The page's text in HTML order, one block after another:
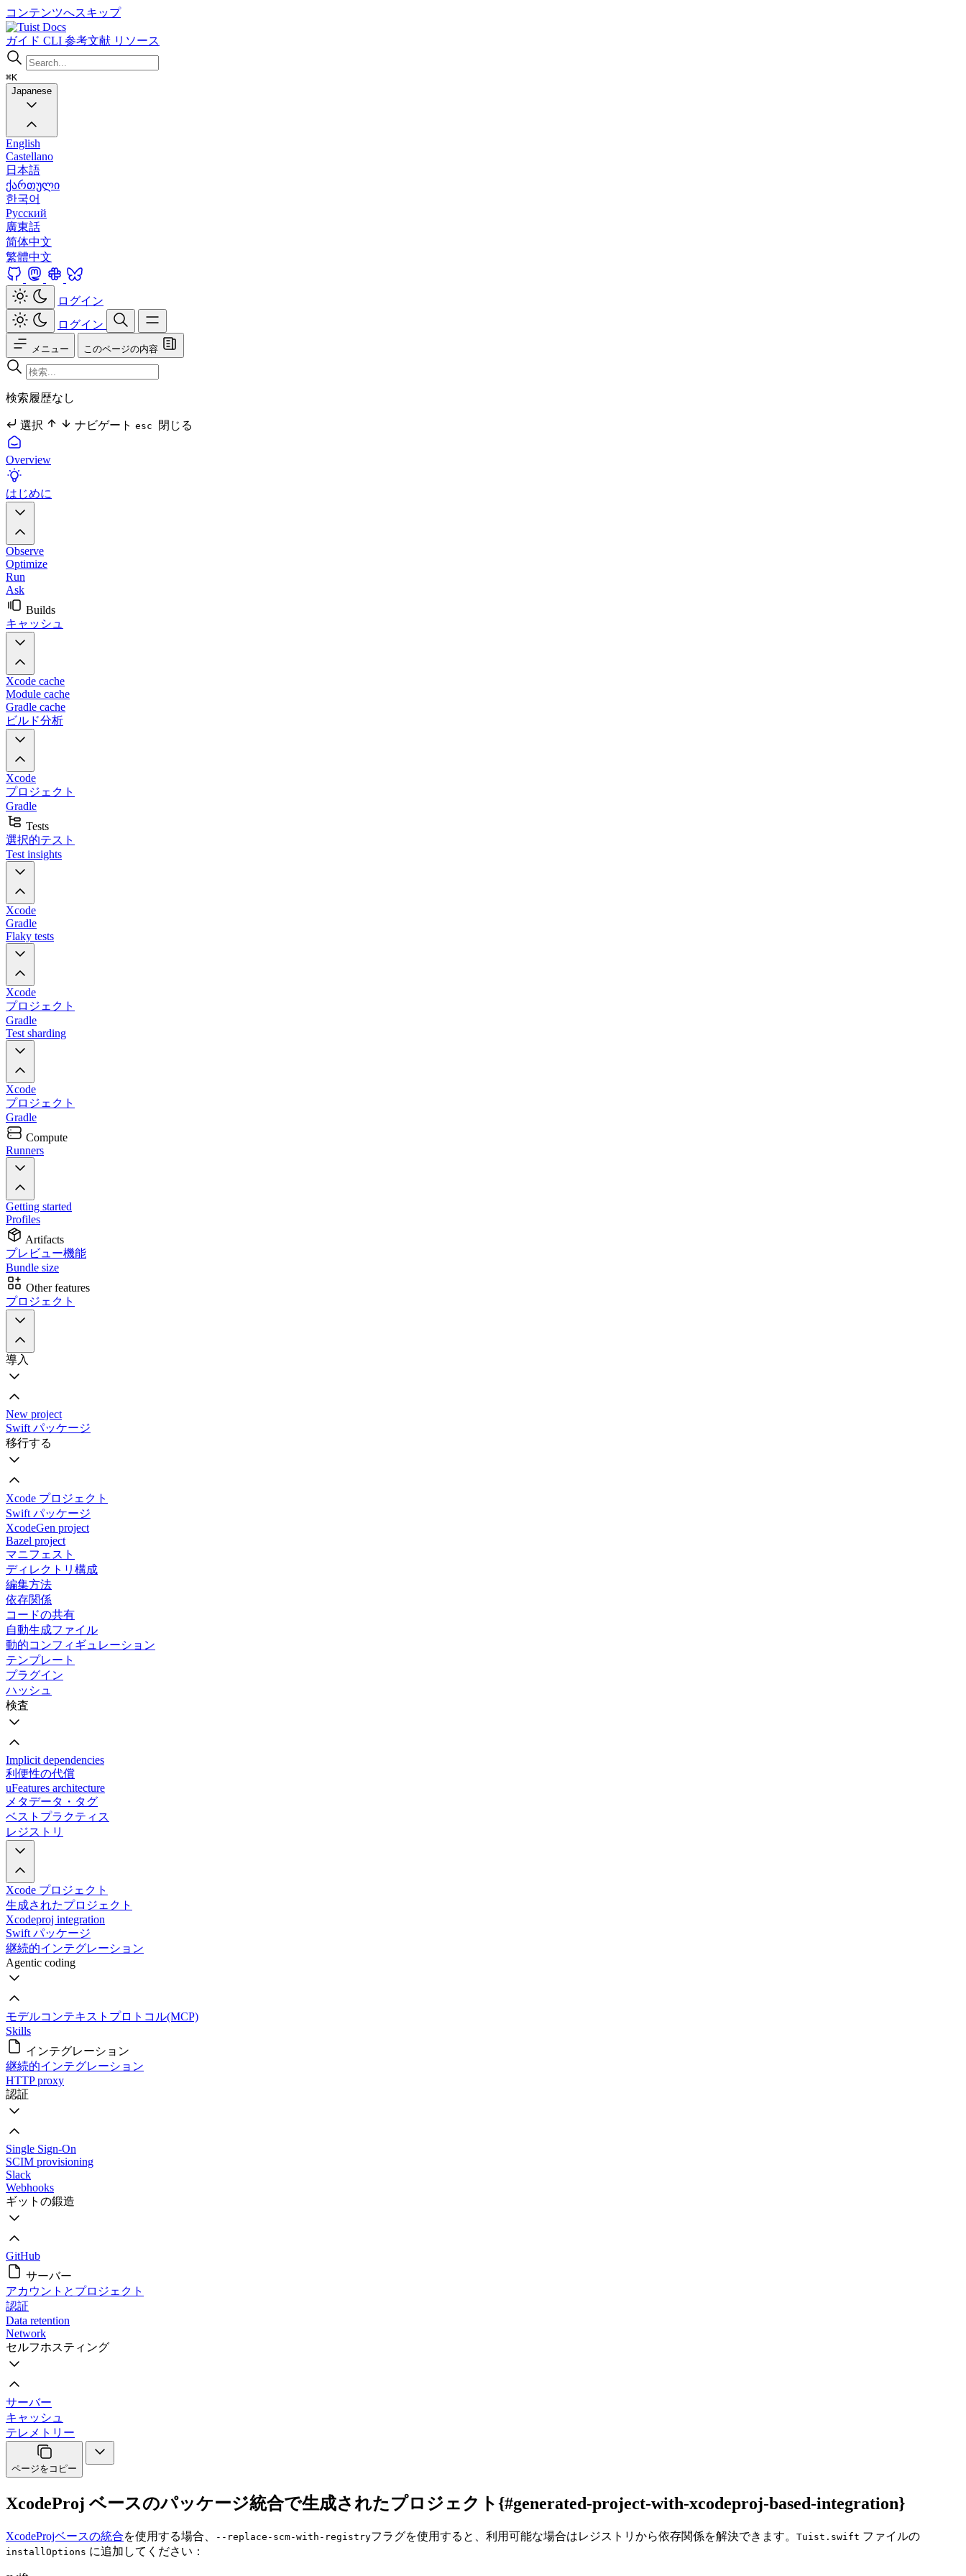
コンテンツへスキップ
Docs
ガイド CLI 参考文献 リソース
⌘K
Japanese
English
Castellano
日本語
ქართული
한국어
Русский
廣東話
简体中文
繁體中文
ログイン
ログイン
メニュー このページの内容
検索履歴なし
選択 ナビゲート esc 閉じる
Overview
はじめに
Observe
Optimize
Run
Ask
Builds
キャッシュ
Xcode cache
Module cache
Gradle cache
ビルド分析
Xcode
プロジェクト
Gradle
Tests
選択的テスト
Test insights
Xcode
Gradle
Flaky tests
Xcode
プロジェクト
Gradle
Test sharding
Xcode
プロジェクト
Gradle
Compute
Runners
Getting started
Profiles
Artifacts
プレビュー機能
Bundle size
Other features
プロジェクト
導入
New project
Swift パッケージ
移行する
Xcode プロジェクト
Swift パッケージ
XcodeGen project
Bazel project
マニフェスト
ディレクトリ構成
編集方法
依存関係
コードの共有
自動生成ファイル
動的コンフィギュレーション
テンプレート
プラグイン
ハッシュ
検査
Implicit dependencies
利便性の代償
uFeatures architecture
メタデータ・タグ
ベストプラクティス
レジストリ
Xcode プロジェクト
生成されたプロジェクト
Xcodeproj integration
Swift パッケージ
継続的インテグレーション
Agentic coding
モデルコンテキストプロトコル(MCP)
Skills
インテグレーション
継続的インテグレーション
HTTP proxy
認証
Single Sign-On
SCIM provisioning
Slack
Webhooks
ギットの鍛造
GitHub
サーバー
アカウントとプロジェクト
認証
Data retention
Network
セルフホスティング
サーバー
キャッシュ
テレメトリー
ページをコピー
XcodeProj ベースのパッケージ統合で生成されたプロジェクト{#generated-project-with-xcodeproj-based-integration}
XcodeProjベースの統合を使用する場合、 --replace-scm-with-registryフラグを使用すると、利用可能な場合はレジストリから依存関係を解決できます。 Tuist.swift ファイルの
installOptions に追加してください：